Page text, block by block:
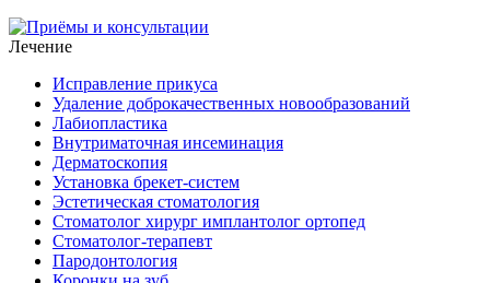
Лечение
Исправление прикуса
Удаление доброкачественных новообразований
Лабиопластика
Внутриматочная инсеминация
Дерматоскопия
Установка брекет-систем
Эстетическая стоматология
Стоматолог хирург имплантолог ортопед
Стоматолог-терапевт
Пародонтология